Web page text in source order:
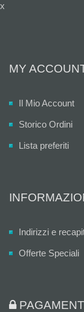
x
MY
Il Mio Account
Storico Ordini
Lista preferiti
Indirizzi e
Offerte Speciali